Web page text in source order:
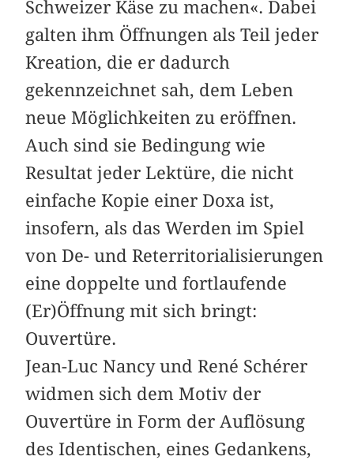
Schweizer Käse zu machen«. Dabei
galten ihm Öffnungen als Teil jeder
Kreation, die er dadurch
gekennzeichnet sah, dem Leben
neue Möglichkeiten zu eröffnen.
Auch sind sie Bedingung wie
Resultat jeder Lektüre, die nicht
einfache Kopie einer Doxa ist,
insofern, als das Werden im Spiel
von De- und Reterritorialisierungen
eine doppelte und fortlaufende
(Er)Öffnung mit sich bringt:
Ouvertüre.
Jean-Luc Nancy und René Schérer
widmen sich dem Motiv der
Ouvertüre in Form der Auflösung
des Identischen, eines Gedankens,